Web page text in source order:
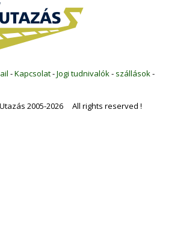
-Kapcsolat-Jogi tudnivalók - szállások -
2005-2026 All rights reserved !